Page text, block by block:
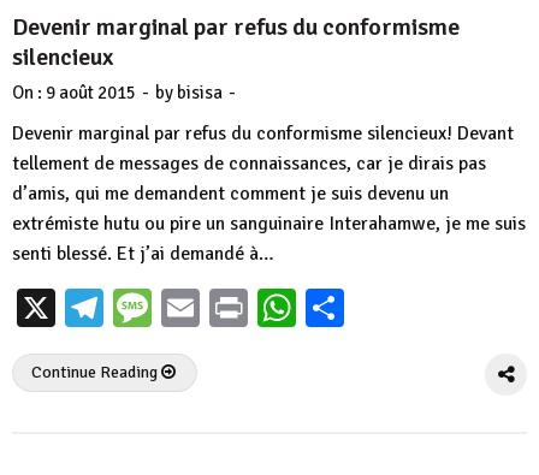
Devenir marginal par refus du conformisme
silencieux
On : 9 août 2015 - by bisisa -
Devenir marginal par refus du conformisme silencieux! Devant
tellement de messages de connaissances, car je dirais pas
d’amis, qui me demandent comment je suis devenu un
extrémiste hutu ou pire un sanguinaire Interahamwe, je me suis
senti blessé. Et j’ai demandé à…
X Telegram
Message
EmailPrintWhatsApp
Continue Reading